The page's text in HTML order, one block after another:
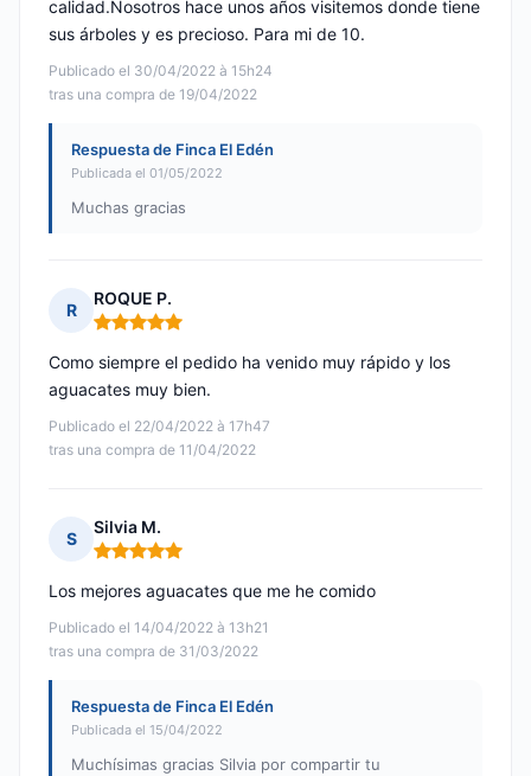
Publicado el 30/04/2022 à 15h24
tras una compra de 19/04/2022
calidad.Nosotros hace unos años visitemos donde tiene
sus árboles y es precioso. Para mi de 10.
Respuesta de Finca El Edén
Publicada el 01/05/2022
Muchas gracias
R
ROQUE P.
Nota: 5 de 5
Publicado el 22/04/2022 à 17h47
tras una compra de 11/04/2022
Como siempre el pedido ha venido muy rápido y los
aguacates muy bien.
S
Silvia M.
Nota: 5 de 5
Publicado el 14/04/2022 à 13h21
tras una compra de 31/03/2022
Los mejores aguacates que me he comido
Respuesta de Finca El Edén
Publicada el 15/04/2022
Muchísimas gracias Silvia por compartir tu